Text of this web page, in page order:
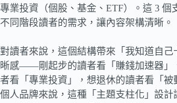
專業投資（個股、基金、ETF）。這 3 個
不同階段讀者的需求，讓內容架構清晰。
對讀者來說，這個結構帶來「我知道自己
晰感——剛起步的讀者看「賺錢加速器」
者看「專業投資」，想退休的讀者看「被
個人品牌來說，這種「主題支柱化」設計